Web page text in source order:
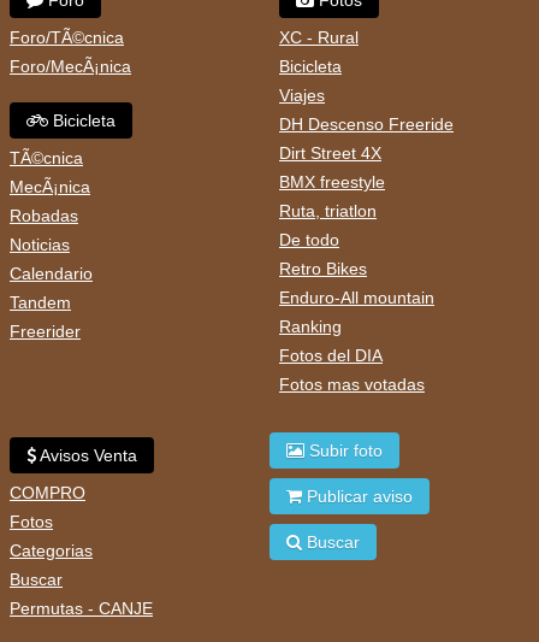
Foro/TÃ©cnica
Foro/MecÃ¡nica
Bicicleta
TÃ©cnica
MecÃ¡nica
Robadas
Noticias
Calendario
Tandem
Freerider
XC - Rural
Bicicleta
Viajes
DH Descenso Freeride
Dirt Street 4X
BMX freestyle
Ruta, triatlon
De todo
Retro Bikes
Enduro-All mountain
Ranking
Fotos del DIA
Fotos mas votadas
Avisos Venta
COMPRO
Fotos
Categorias
Buscar
Permutas - CANJE
Subir foto
Publicar aviso
Buscar